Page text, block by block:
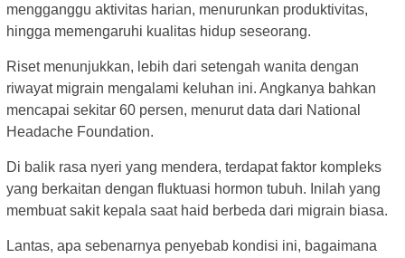
mengganggu aktivitas harian, menurunkan produktivitas,
hingga memengaruhi kualitas hidup seseorang.
Riset menunjukkan, lebih dari setengah wanita dengan
riwayat migrain mengalami keluhan ini. Angkanya bahkan
mencapai sekitar 60 persen, menurut data dari National
Headache Foundation.
Di balik rasa nyeri yang mendera, terdapat faktor kompleks
yang berkaitan dengan fluktuasi hormon tubuh. Inilah yang
membuat sakit kepala saat haid berbeda dari migrain biasa.
Lantas, apa sebenarnya penyebab kondisi ini, bagaimana